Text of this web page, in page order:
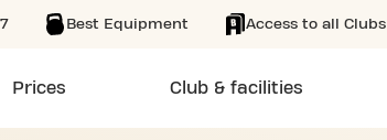
Best Equipment Access to all Clubs
Prices Club & facilities